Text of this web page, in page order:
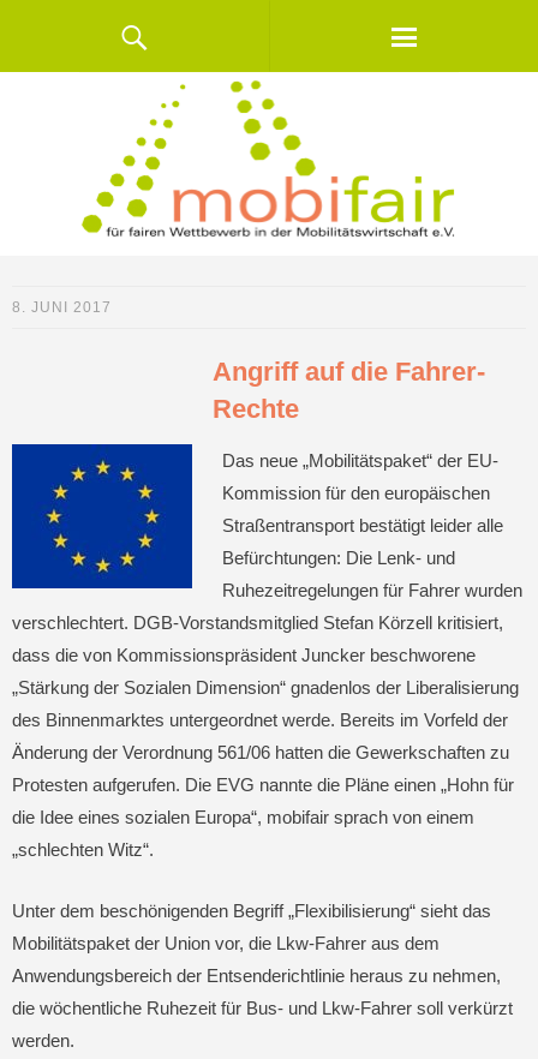
8. JUNI 2017
Angriff auf die Fahrer-
Rechte
Das neue „Mobilitätspaket“ der EU-
Kommission für den europäischen
Straßentransport bestätigt leider alle
Befürchtungen: Die Lenk- und
Ruhezeitregelungen für Fahrer wurden
verschlechtert. DGB-Vorstandsmitglied Stefan Körzell kritisiert,
dass die von Kommissionspräsident Juncker beschworene
„Stärkung der Sozialen Dimension“ gnadenlos der Liberalisierung
des Binnenmarktes untergeordnet werde. Bereits im Vorfeld der
Änderung der Verordnung 561/06 hatten die Gewerkschaften zu
Protesten aufgerufen. Die EVG nannte die Pläne einen „Hohn für
die Idee eines sozialen Europa“, mobifair sprach von einem
„schlechten Witz“.
Unter dem beschönigenden Begriff „Flexibilisierung“ sieht das
Mobilitätspaket der Union vor, die Lkw-Fahrer aus dem
Anwendungsbereich der Entsenderichtlinie heraus zu nehmen,
die wöchentliche Ruhezeit für Bus- und Lkw-Fahrer soll verkürzt
werden.